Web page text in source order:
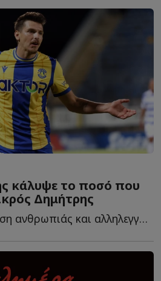
κάλυψε το ποσό που
Δημήτρης
Μια σπουδαία κίνηση ανθρωπιάς και αλληλεγγύης έκανε ο...